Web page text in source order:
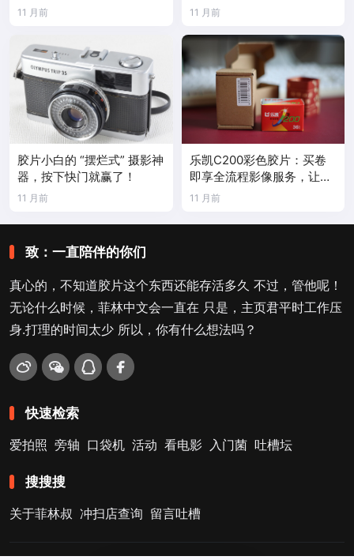
11 月前 11 月前
胶片小白的 “摆烂式” 摄影神
器，按下快门就赢了！
11 月前
乐凯C200彩色胶片：买卷
即享全流程影像服务，让每
一帧时光都落地成诗
11 月前
致：一直陪伴的你们
真心的，不知道胶片这个东西还能存活多久 不过，管他呢！
无论什么时候，菲林中文会一直在 只是，主页君平时工作压
身.打理的时间太少 所以，你有什么想法吗？
快速检索
爱拍照 旁轴 口袋机 活动 看电影 入门菌 吐槽坛
搜搜搜
关于菲林叔 冲扫店查询 留言吐槽